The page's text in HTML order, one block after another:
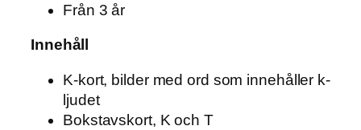
e
Från 3 år
Innehåll
K-kort, bilder med ord som innehåller k-
ljudet
Bokstavskort, K och T